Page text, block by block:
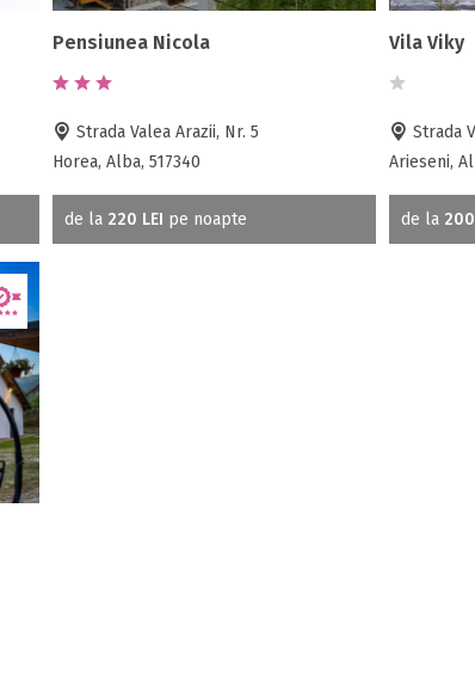
Pensiunea Nicola
Strada Valea Arazii, Nr. 5
Horea, Alba, 517340
de la 220 LEI pe noapte
Vila Viky
Strada
Arieseni,
de la